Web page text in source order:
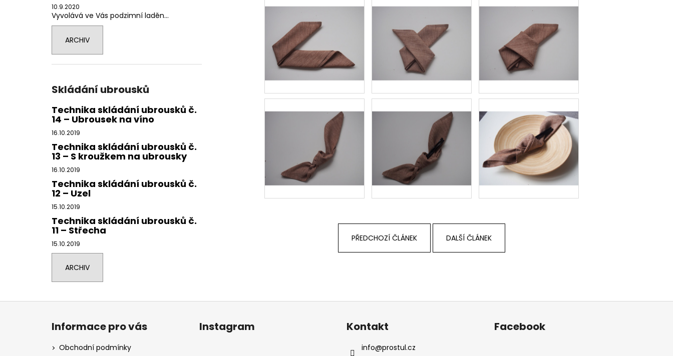
10.9.2020
Vyvolává ve Vás podzimní laděn...
ARCHIV
Skládání ubrousků
Technika skládání ubrousků č.
14 – Ubrousek na víno
16.10.2019
Technika skládání ubrousků č.
13 – S kroužkem na ubrousky
16.10.2019
Technika skládání ubrousků č.
12 – Uzel
15.10.2019
Technika skládání ubrousků č.
11 – Střecha
15.10.2019
ARCHIV
PŘEDCHOZÍ ČLÁNEK DALŠÍ ČLÁNEK
Z
Informace pro vás
Obchodní podmínky
Instagram Kontakt
info@prostul.cz
Facebook